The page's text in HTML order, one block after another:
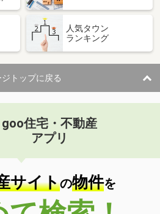
人気タウン
ランキング
トップに戻る
goo住宅・不動産
アプリ
サイトの物件を